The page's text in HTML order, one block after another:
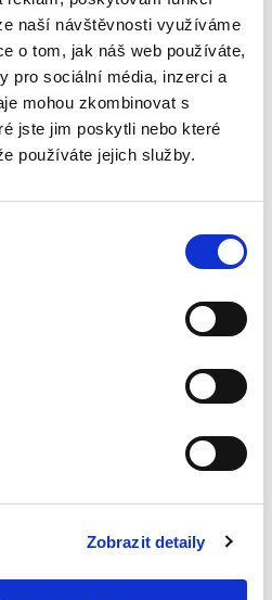
naší návštěvnosti využíváme
o tom, jak náš web používáte,
pro sociální média, inzerci a
mohou zkombinovat s
jste jim poskytli nebo které
používáte jejich služby.
Zobrazit detaily
v dnešní době významně
odvětví českého
pro správný výklad
korelaci mezi českým
EU...
všech aspektů, které s